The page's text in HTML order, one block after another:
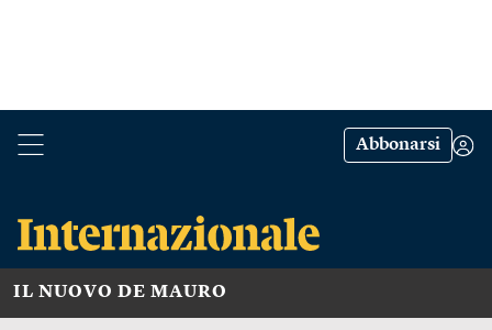
Abbonarsi
IL NUOVO DE MAURO